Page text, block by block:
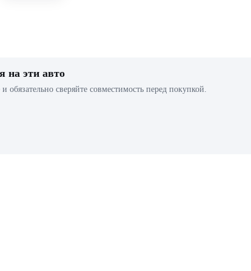
на эти авто
сверяйте совместимость перед покупкой.